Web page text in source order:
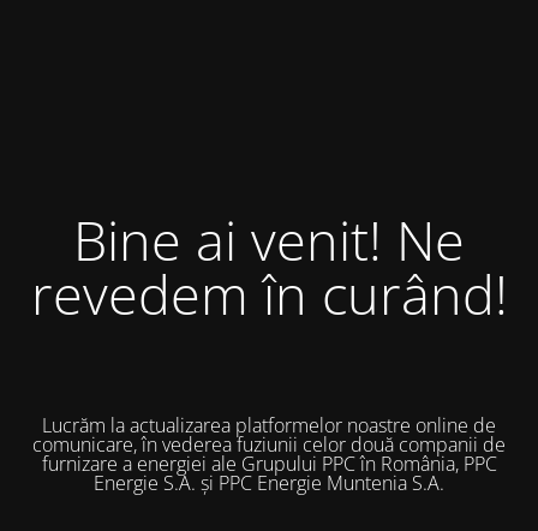
Bine ai venit! Ne
revedem în curând!
Lucrăm la actualizarea platformelor noastre online de
comunicare, în vederea fuziunii celor două companii de
furnizare a energiei ale Grupului PPC în România, PPC
Energie S.A. și PPC Energie Muntenia S.A.